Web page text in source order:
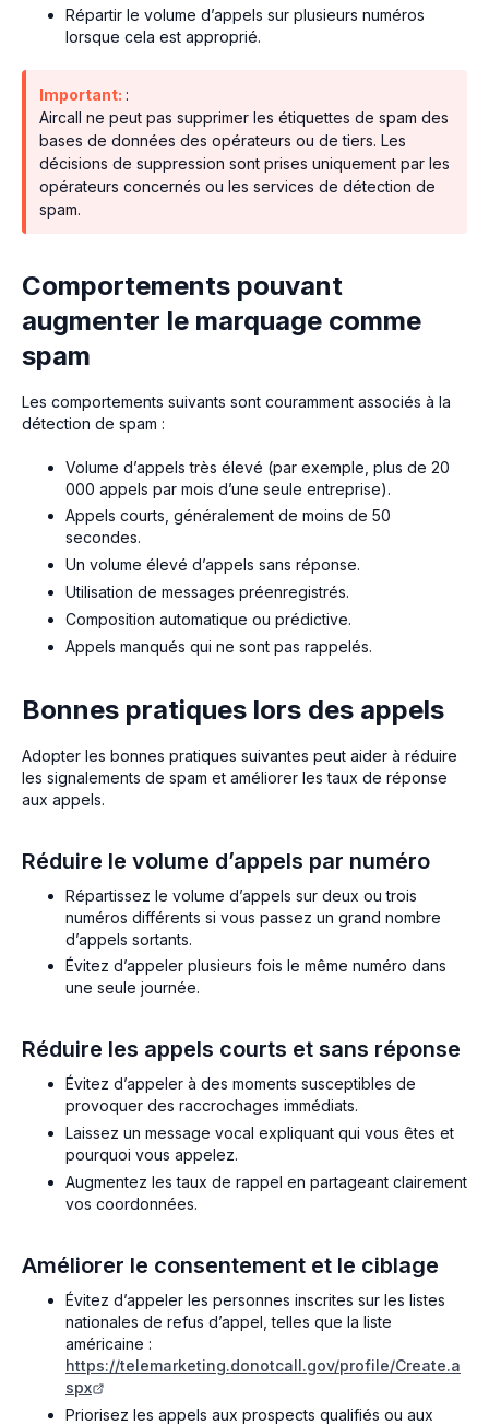
Répartir le volume d’appels sur plusieurs numéros
lorsque cela est approprié.
Important: :
Aircall ne peut pas supprimer les étiquettes de spam des
bases de données des opérateurs ou de tiers. Les
décisions de suppression sont prises uniquement par les
opérateurs concernés ou les services de détection de
spam.
Comportements pouvant
augmenter le marquage comme
spam
Les comportements suivants sont couramment associés à la
détection de spam :
Volume d’appels très élevé (par exemple, plus de 20
000 appels par mois d’une seule entreprise).
Appels courts, généralement de moins de 50
secondes.
Un volume élevé d’appels sans réponse.
Utilisation de messages préenregistrés.
Composition automatique ou prédictive.
Appels manqués qui ne sont pas rappelés.
Bonnes pratiques lors des appels
Adopter les bonnes pratiques suivantes peut aider à réduire
les signalements de spam et améliorer les taux de réponse
aux appels.
Réduire le volume d’appels par numéro
Répartissez le volume d’appels sur deux ou trois
numéros différents si vous passez un grand nombre
d’appels sortants.
Évitez d’appeler plusieurs fois le même numéro dans
une seule journée.
Réduire les appels courts et sans réponse
Évitez d’appeler à des moments susceptibles de
provoquer des raccrochages immédiats.
Laissez un message vocal expliquant qui vous êtes et
pourquoi vous appelez.
Augmentez les taux de rappel en partageant clairement
vos coordonnées.
Améliorer le consentement et le ciblage
Évitez d’appeler les personnes inscrites sur les listes
nationales de refus d’appel, telles que la liste
américaine :
https://telemarketing.donotcall.gov/profile/Create.a
spx
Priorisez les appels aux prospects qualifiés ou aux